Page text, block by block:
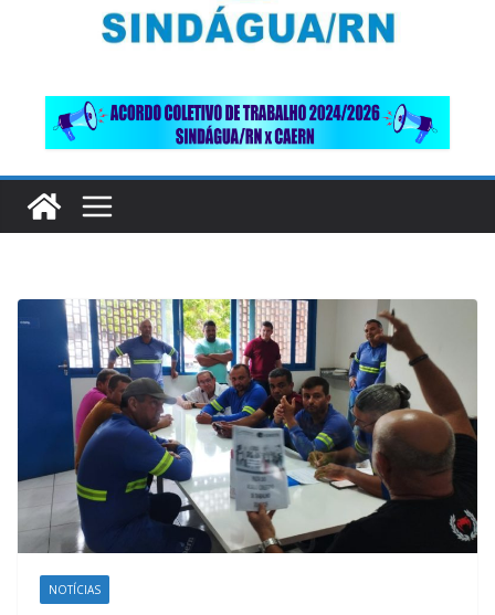
NOTÍCIAS